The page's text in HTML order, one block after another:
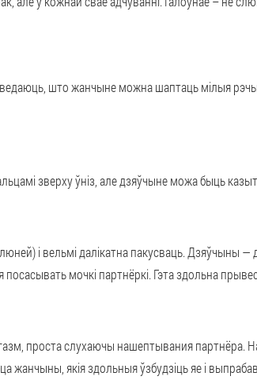
што жанчыне можна шаптаць мілыя рэчы,
зверху ўніз, але дзяўчыне можа быць
і вельмі далікатна пакусваць. Дзяўчыны —
мочкі партнёркі. Гэта здольна
проста слухаючы нашептывания
жанчыны, якія здольныя ўзбудзіць яе і